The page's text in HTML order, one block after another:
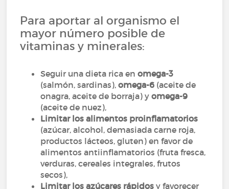
Para aportar al organismo el
mayor número posible de
vitaminas y minerales:
Seguir una dieta rica enomega-3
(salmón, sardinas),omega-6 (aceite de
onagra, aceite de borraja) yomega-9
(aceite de nuez),
Limitar los alimentos proinflamatorios
(azúcar, alcohol, demasiada carne roja,
productos lácteos, gluten) en favor de
alimentos antiinflamatorios (fruta fresca,
verduras, cereales integrales, frutos
secos),
Limitar los azúcares rápidos y favorecer